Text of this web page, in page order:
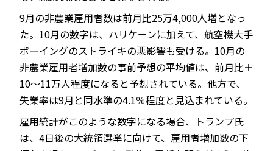
9月の非農業雇用者数は前月比25万4,000人増となっ
た。10月の数字は、ハリケーンに加えて、航空機大手
ボーイングのストライキの悪影響も受ける。10月の
非農業雇用者増加数の事前予想の平均値は、前月比＋
10～11万人程度になると予想されている。他方で、
失業率は9月と同水準の4.1％程度と見込まれている。
雇用統計がこのような数字になる場合、トランプ氏
は、4日後の大統領選挙に向けて、雇用者増加数の下